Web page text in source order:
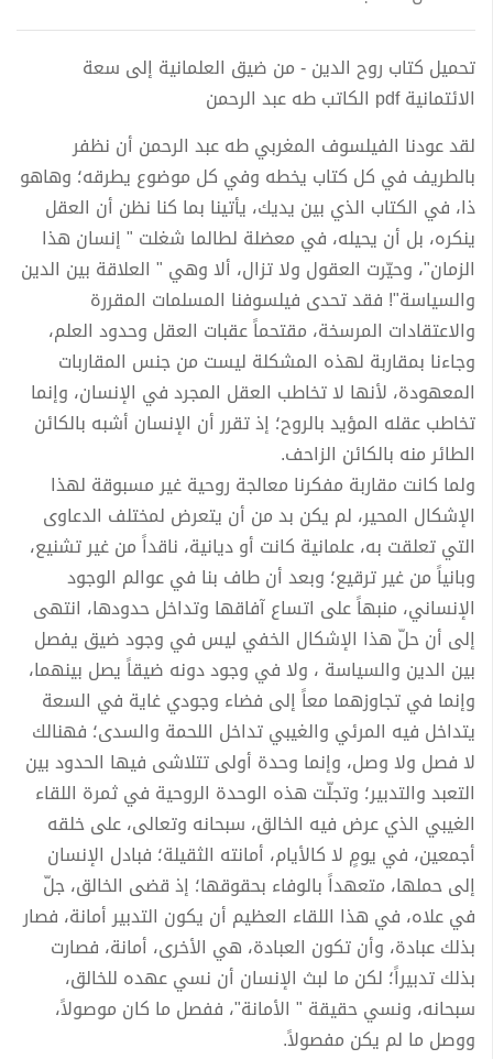
تحميل كتاب روح الدين - من ضيق العلمانية إلى سعة
الائتمانية pdf الكاتب طه عبد الرحمن
لقد عودنا الفيلسوف المغربي طه عبد الرحمن أن نظفر
بالطريف في كل كتاب يخطه وفي كل موضوع يطرقه؛ وهاهو
ذا، في الكتاب الذي بين يديك، يأتينا بما كنا نظن أن العقل
ينكره، بل أن يحيله، في معضلة لطالما شغلت " إنسان هذا
الزمان"، وحيّرت العقول ولا تزال، ألا وهي " العلاقة بين الدين
والسياسة"! فقد تحدى فيلسوفنا المسلمات المقررة
والاعتقادات المرسخة، مقتحماً عقبات العقل وحدود العلم،
وجاءنا بمقاربة لهذه المشكلة ليست من جنس المقاربات
المعهودة، لأنها لا تخاطب العقل المجرد في الإنسان، وإنما
تخاطب عقله المؤيد بالروح؛ إذ تقرر أن الإنسان أشبه بالكائن
الطائر منه بالكائن الزاحف.
ولما كانت مقاربة مفكرنا معالجة روحية غير مسبوقة لهذا
الإشكال المحير، لم يكن بد من أن يتعرض لمختلف الدعاوى
التي تعلقت به، علمانية كانت أو ديانية، ناقداً من غير تشنيع،
وبانياً من غير ترقيع؛ وبعد أن طاف بنا في عوالم الوجود
الإنساني، منبهاً على اتساع آفاقها وتداخل حدودها، انتهى
إلى أن حلّ هذا الإشكال الخفي ليس في وجود ضيق يفصل
بين الدين والسياسة ، ولا في وجود دونه ضيقاً يصل بينهما،
وإنما في تجاوزهما معاً إلى فضاء وجودي غاية في السعة
يتداخل فيه المرئي والغيبي تداخل اللحمة والسدى؛ فهنالك
لا فصل ولا وصل، وإنما وحدة أولى تتلاشى فيها الحدود بين
التعبد والتدبير؛ وتجلّت هذه الوحدة الروحية في ثمرة اللقاء
الغيبي الذي عرض فيه الخالق، سبحانه وتعالى، على خلقه
أجمعين، في يومٍ لا كالأيام، أمانته الثقيلة؛ فبادل الإنسان
إلى حملها، متعهداً بالوفاء بحقوقها؛ إذ قضى الخالق، جلّ
في علاه، في هذا اللقاء العظيم أن يكون التدبير أمانة، فصار
بذلك عبادة، وأن تكون العبادة، هي الأخرى، أمانة، فصارت
بذلك تدبيراً؛ لكن ما لبث الإنسان أن نسي عهده للخالق،
سبحانه، ونسي حقيقة " الأمانة"، ففصل ما كان موصولاً،
ووصل ما لم يكن مفصولاً.